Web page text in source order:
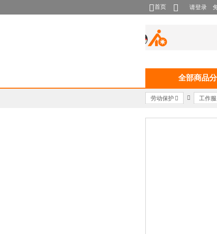
首页 请登录
全部商品
劳动保护 工作服